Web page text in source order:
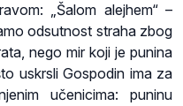
„Šalom alejhem“ –
odsutnost straha zbog
nego mir koji je punina
uskrsli Gospodin ima za
učenicima: puninu